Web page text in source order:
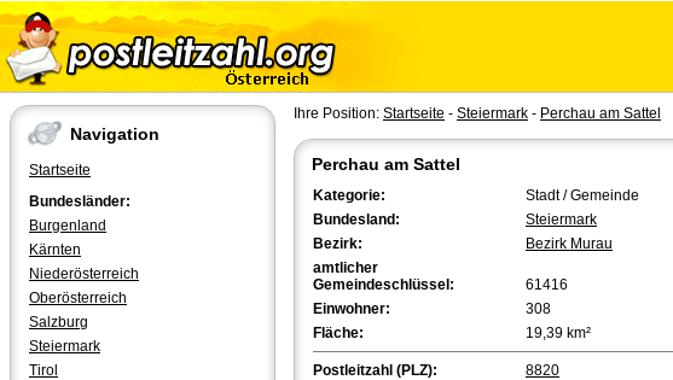
Navigation
Startseite
Bundesländer:
Burgenland
Kärnten
Niederösterreich
Oberösterreich
Salzburg
Steiermark
Tirol
Ihre Position: Startseite - Steiermark - Perchau am Sattel
Perchau am Sattel
Kategorie:
Stadt / Gemeinde
Bundesland:
Steiermark
Bezirk:
Bezirk Murau
amtlicher
Gemeindeschlüssel:
61416
Einwohner:
308
Fläche:
19,39 km²
Postleitzahl (PLZ): 8820